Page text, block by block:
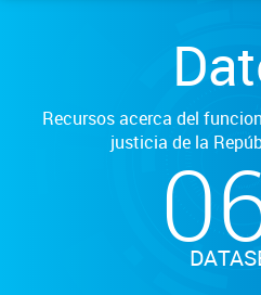
Recursos acerca del
justicia de la